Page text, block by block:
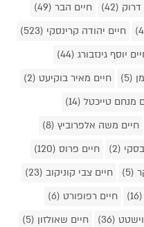
(42)
חיים הבר (49)
חיים יהודה קרינסקי (523)
יוסף גינזבורג (44)
(5)
חיים מאיר בוקיעט (2)
מנחם טייכטל (14)
חיים משה אלפרוביץ (8)
(2)
חיים פרוס (120)
(5)
חיים צבי קוניקוב (23)
חיים רפופורט (6)
(36)
חיים שאולזון (5)